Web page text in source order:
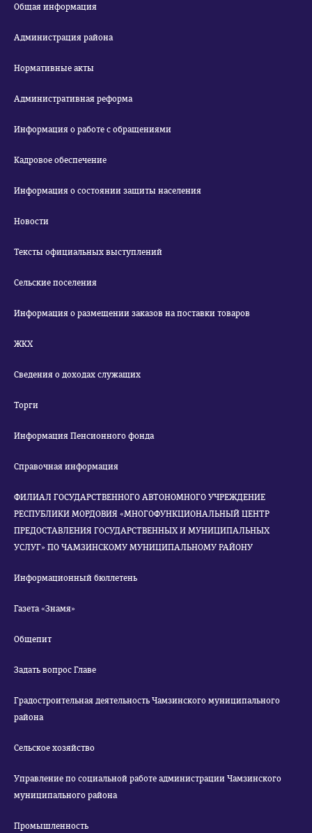
Общая информация
Администрация района
Нормативные акты
Административная реформа
Информация о работе с обращениями
Кадровое обеспечение
Информация о состоянии защиты населения
Новости
Тексты официальных выступлений
Сельские поселения
Информация о размещении заказов на поставки товаров
ЖКХ
Сведения о доходах служащих
Торги
Информация Пенсионного фонда
Справочная информация
ФИЛИАЛ ГОСУДАРСТВЕННОГО АВТОНОМНОГО УЧРЕЖДЕНИЕ
РЕСПУБЛИКИ МОРДОВИЯ «МНОГОФУНКЦИОНАЛЬНЫЙ ЦЕНТР
ПРЕДОСТАВЛЕНИЯ ГОСУДАРСТВЕННЫХ И МУНИЦИПАЛЬНЫХ
УСЛУГ» ПО ЧАМЗИНСКОМУ МУНИЦИПАЛЬНОМУ РАЙОНУ
Информационный бюллетень
Газета «Знамя»
Общепит
Задать вопрос Главе
Градостроительная деятельность Чамзинского муниципального
района
Сельское хозяйство
Управление по социальной работе администрации Чамзинского
муниципального района
Промышленность